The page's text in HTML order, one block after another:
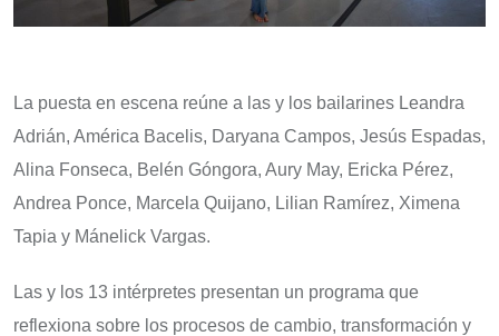
La puesta en escena reúne a las y los bailarines Leandra
Adrián, América Bacelis, Daryana Campos, Jesús Espadas,
Alina Fonseca, Belén Góngora, Aury May, Ericka Pérez,
Andrea Ponce, Marcela Quijano, Lilian Ramírez, Ximena
Tapia y Mánelick Vargas.
Las y los 13 intérpretes presentan un programa que
reflexiona sobre los procesos de cambio, transformación y